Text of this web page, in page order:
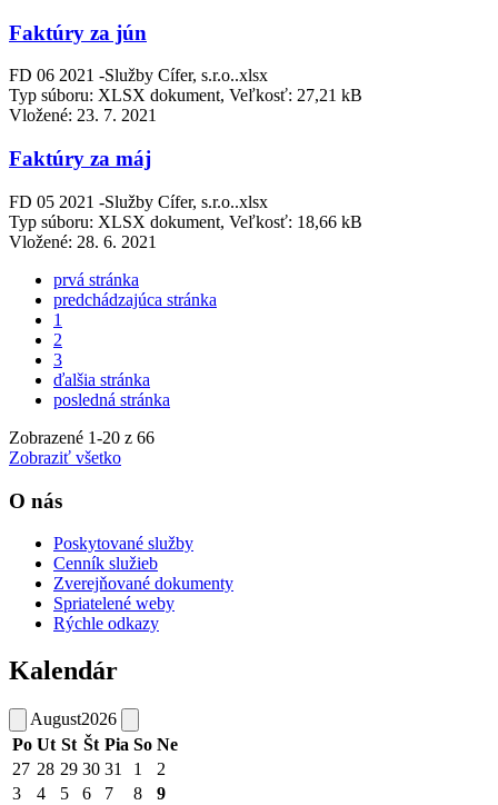
Faktúry za jún
FD 06 2021 -Služby Cífer, s.r.o..xlsx
Typ súboru: XLSX dokument, Veľkosť: 27,21 kB
Vložené: 23. 7. 2021
Faktúry za máj
FD 05 2021 -Služby Cífer, s.r.o..xlsx
Typ súboru: XLSX dokument, Veľkosť: 18,66 kB
Vložené: 28. 6. 2021
prvá stránka
predchádzajúca stránka
1
2
3
ďalšia stránka
posledná stránka
Zobrazené 1-20 z 66
Zobraziť všetko
O nás
Poskytované služby
Cenník služieb
Zverejňované dokumenty
Spriatelené weby
Rýchle odkazy
Kalendár
August2026
Po Ut St Št Pia So Ne
27 28 29 30 31 1
2
3
4 5 6 7 8
9